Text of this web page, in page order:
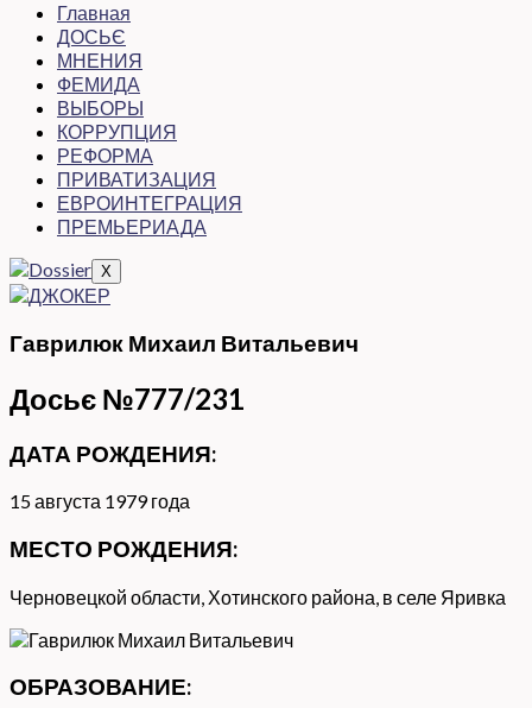
Главная
ДОСЬЄ
МНЕНИЯ
ФЕМИДА
ВЫБОРЫ
КОРРУПЦИЯ
РЕФОРМА
ПРИВАТИЗАЦИЯ
ЕВРОИНТЕГРАЦИЯ
ПРЕМЬЕРИАДА
X
Гаврилюк Михаил Витальевич
Досьє №777/231
ДАТА РОЖДЕНИЯ:
15 августа 1979 года
МЕСТО РОЖДЕНИЯ:
Черновецкой области, Хотинского района, в селе Яривка
ОБРАЗОВАНИЕ: